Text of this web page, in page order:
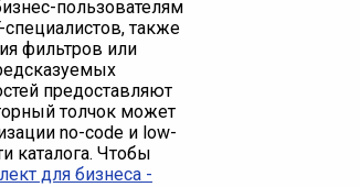
пользователям
также
фильтров или
предоставляют
толчок может
no-code и low-
каталога. Чтобы
для бизнеса -